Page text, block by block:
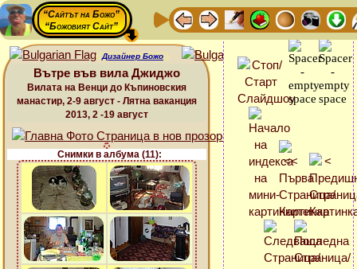
“Сайтът на Божо”
“Божовият Сайт”
Дизайнер Божо
Вътре във вила Джиджо
Вилата на Венци до Къпиновския
манастир, 2-9 август - Лятна ваканция
2013, 2 -19 август
Снимки в албума (11):